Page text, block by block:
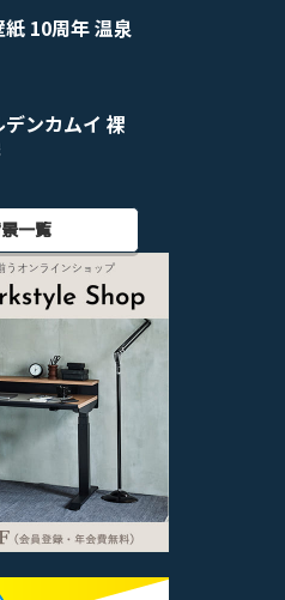
紙 10周年 温泉
ンカムイ 裸
一覧